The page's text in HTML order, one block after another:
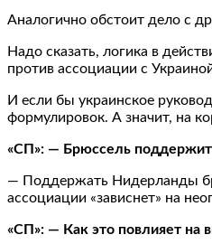
Аналогично обстоит дело с
Надо сказать, логика в
против ассоциации с
И если бы украинское
формулировок. А значит, на
«СП»: — Брюссель поддержит
— Поддержать Нидерланды
ассоциации «зависнет» на
«СП»: — Как это повлияет на